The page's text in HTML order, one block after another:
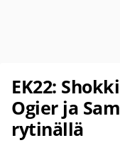
EK22:
Ogier ja
rytinällä